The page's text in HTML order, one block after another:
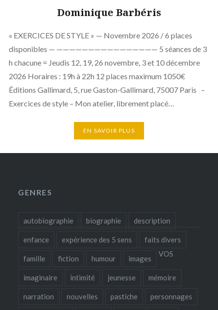
Dominique Barbéris
« EXERCICES DE STYLE » — Novembre 2026 / 6 places
disponibles — ———————————————— 5 séances de 3
h chacune = Jeudis 12, 19, 26 novembre, 3 et 10 décembre
2026 Horaires : 19h à 22h 12 places maximum 1050€
Éditions Gallimard, 5, rue Gaston-Gallimard, 75007 Paris –
Exercices de style – Mon atelier, librement placé…
EN SAVOIR PLUS
GENRES
autobiographie biographie description
enfance expérience des 5 sens faits divers
famille fiction humour images
imaginaire intimité jeunesse mémoire
narration nouvelles pastiche personnages
VOS